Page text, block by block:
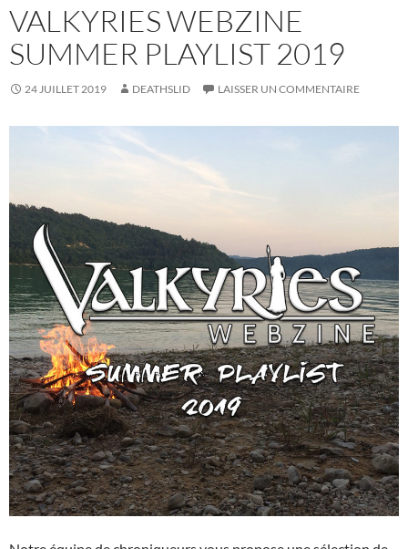
VALKYRIES WEBZINE
SUMMER PLAYLIST 2019
24 JUILLET 2019 DEATHSLID LAISSER UN COMMENTAIRE